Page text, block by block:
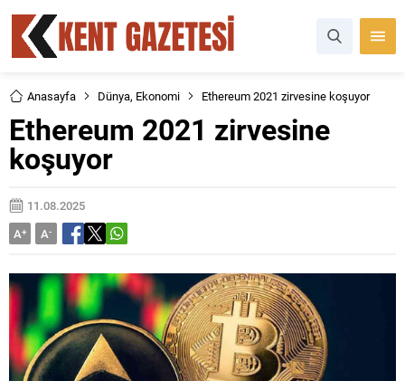
Anasayfa Dünya, Ekonomi Ethereum 2021 zirvesine koşuyor
Ethereum 2021 zirvesine
koşuyor
11.08.2025
A+ A-